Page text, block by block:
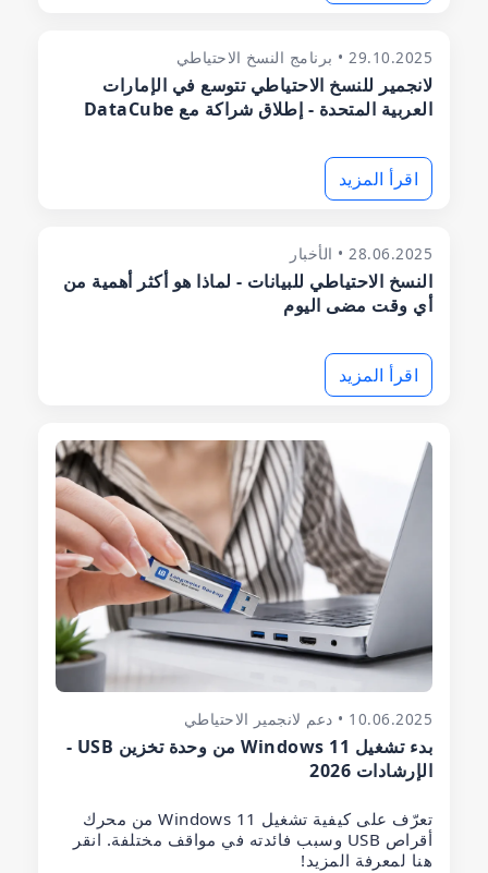
29.10.2025 • برنامج النسخ الاحتياطي
لانجمير للنسخ الاحتياطي تتوسع في الإمارات
العربية المتحدة - إطلاق شراكة مع DataCube
اقرأ المزيد
28.06.2025 • الأخبار
النسخ الاحتياطي للبيانات - لماذا هو أكثر أهمية من
أي وقت مضى اليوم
اقرأ المزيد
10.06.2025 • دعم لانجمير الاحتياطي
بدء تشغيل Windows 11 من وحدة تخزين USB -
الإرشادات 2026
تعرّف على كيفية تشغيل Windows 11 من محرك
أقراص USB وسبب فائدته في مواقف مختلفة. انقر
هنا لمعرفة المزيد!